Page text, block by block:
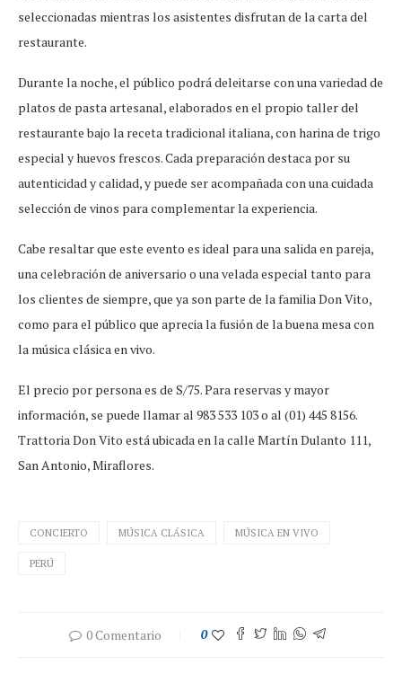
seleccionadas mientras los asistentes disfrutan de la carta del
restaurante.
Durante la noche, el público podrá deleitarse con una variedad de
platos de pasta artesanal, elaborados en el propio taller del
restaurante bajo la receta tradicional italiana, con harina de trigo
especial y huevos frescos. Cada preparación destaca por su
autenticidad y calidad, y puede ser acompañada con una cuidada
selección de vinos para complementar la experiencia.
Cabe resaltar que este evento es ideal para una salida en pareja,
una celebración de aniversario o una velada especial tanto para
los clientes de siempre, que ya son parte de la familia Don Vito,
como para el público que aprecia la fusión de la buena mesa con
la música clásica en vivo.
El precio por persona es de S/75. Para reservas y mayor
información, se puede llamar al 983 533 103 o al (01) 445 8156.
Trattoria Don Vito está ubicada en la calle Martín Dulanto 111,
San Antonio, Miraflores.
CONCIERTO MÚSICA CLÁSICA MÚSICA EN VIVO
PERÚ
0 Comentario 0